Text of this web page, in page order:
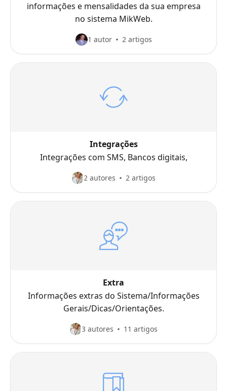
informações e mensalidades da sua empresa
no sistema MikWeb.
1 autor 2 artigos
Integrações
Integrações com SMS, Bancos digitais,
2 autores 2 artigos
Extra
Informações extras do Sistema/Informações
Gerais/Dicas/Orientações.
3 autores 11 artigos